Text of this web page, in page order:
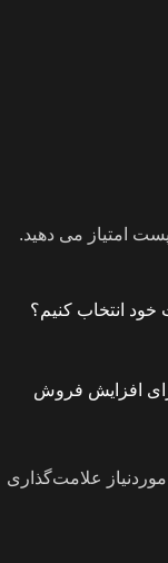
پست امتیاز می دهید.
انتخاب کنیم؟
افزایش فروش
علامت‌گذاری